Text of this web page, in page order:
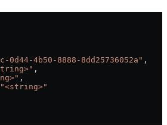
0d44-4b50-8888-8dd25736052a" ,
,
,
"<string>"